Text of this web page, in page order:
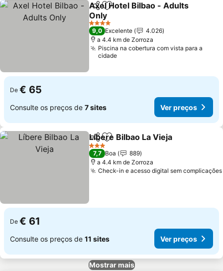
PartilharAdicionar aos favoritos
Axel Hotel Bilbao - Adults
Only
4 Estrelas
9,0 Excelente
4.026
a 4.4 km de Zorroza
Piscina na cobertura com vista para a
cidade
De € 65
Consulte os preços de 7 sites Ver preços
PartilharAdicionar aos favoritos
Líbere Bilbao La Vieja
3 Estrelas
7,7 Boa
889
a 4.4 km de Zorroza
Check-in e acesso digital sem complicações
De € 61
Consulte os preços de 11 sites Ver preços
Mostrar mais